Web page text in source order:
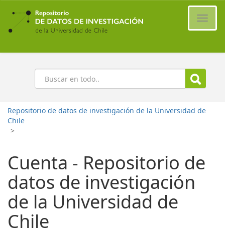
Ir
contenido
principal
Buscar
Repositorio de datos de investigación de la Universidad de
Chile
>
Cuenta - Repositorio de
datos de investigación
de la Universidad de
Chile